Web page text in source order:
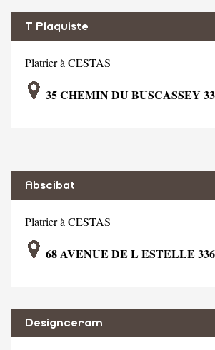
T Plaquiste
Platrier à CESTAS
35 CHEMIN DU BUSCASSEY
Abscibat
Platrier à CESTAS
68 AVENUE DE L ESTELLE
Designceram